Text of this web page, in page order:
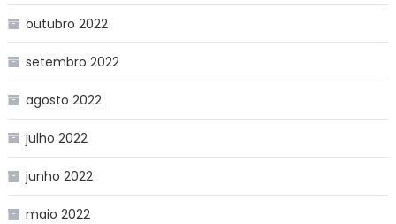
outubro 2022
setembro 2022
agosto 2022
julho 2022
junho 2022
maio 2022